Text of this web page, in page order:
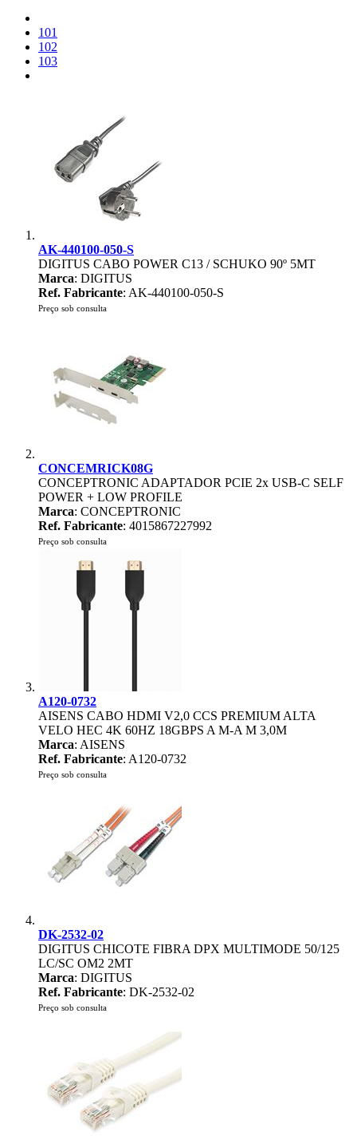
101
102
103
AK-440100-050-S
DIGITUS CABO POWER C13 / SCHUKO 90º 5MT
Marca: DIGITUS
Ref. Fabricante: AK-440100-050-S
Preço sob consulta
CONCEMRICK08G
CONCEPTRONIC ADAPTADOR PCIE 2x USB-C SELF
POWER + LOW PROFILE
Marca: CONCEPTRONIC
Ref. Fabricante: 4015867227992
Preço sob consulta
A120-0732
AISENS CABO HDMI V2,0 CCS PREMIUM ALTA
VELO HEC 4K 60HZ 18GBPS A M-A M 3,0M
Marca: AISENS
Ref. Fabricante: A120-0732
Preço sob consulta
DK-2532-02
DIGITUS CHICOTE FIBRA DPX MULTIMODE 50/125
LC/SC OM2 2MT
Marca: DIGITUS
Ref. Fabricante: DK-2532-02
Preço sob consulta